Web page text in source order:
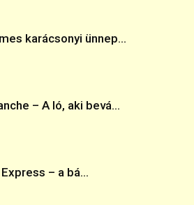
karácsonyi ünnep...
– A ló, aki bevá...
– a bá...